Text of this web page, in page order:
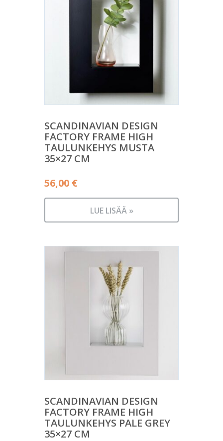
SCANDINAVIAN DESIGN
FACTORY FRAME HIGH
TAULUNKEHYS MUSTA
35×27 CM
56,00 €
LUE LISÄÄ »
SCANDINAVIAN DESIGN
FACTORY FRAME HIGH
TAULUNKEHYS PALE GREY
35×27 CM